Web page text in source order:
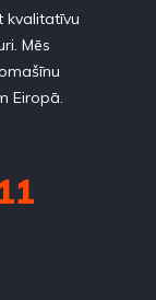
kvalitatīvu
Mēs
Eiropā.